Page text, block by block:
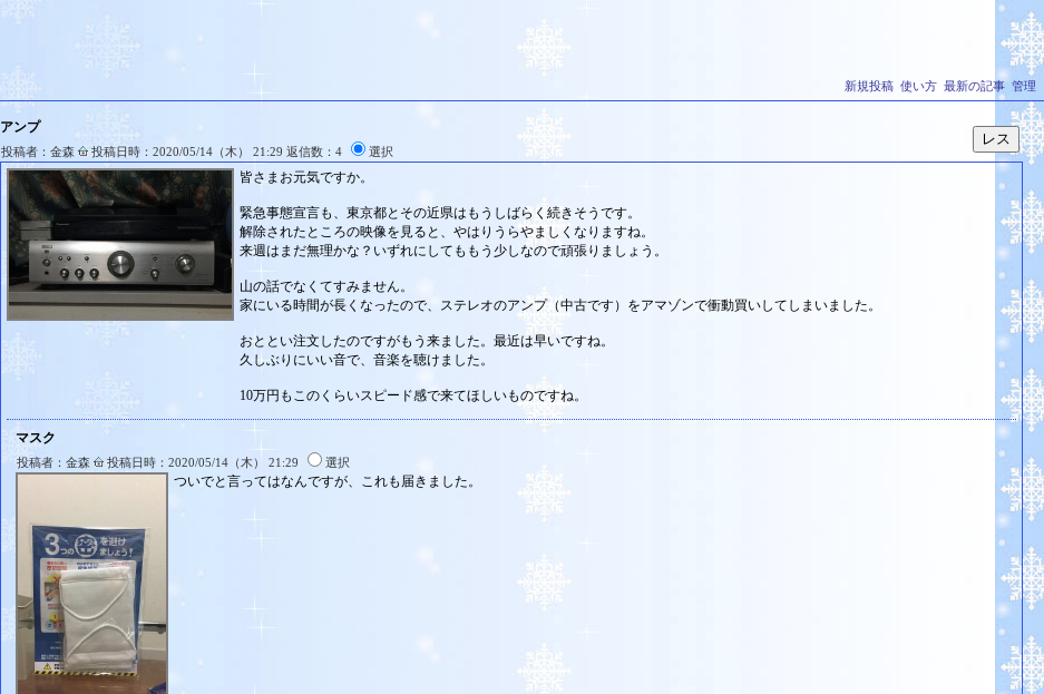
新規投稿 使い方 最新の記事 管理
アンプ
投稿者：金森 投稿日時：2020/05/14（木） 21:29 返信数：4 選択
皆さまお元気ですか。
緊急事態宣言も、東京都とその近県はもうしばらく続きそうです。
解除されたところの映像を見ると、やはりうらやましくなりますね。
来週はまだ無理かな？いずれにしてももう少しなので頑張りましょう。
山の話でなくてすみません。
家にいる時間が長くなったので、ステレオのアンプ（中古です）をアマゾンで衝動買いしてしまいました。
おととい注文したのですがもう来ました。最近は早いですね。
久しぶりにいい音で、音楽を聴けました。
10万円もこのくらいスピード感で来てほしいものですね。
マスク
投稿者：金森 投稿日時：2020/05/14（木） 21:29 選択
ついでと言ってはなんですが、これも届きました。